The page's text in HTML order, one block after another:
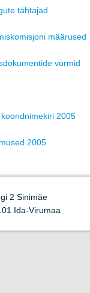
tähtajad
määrused
vormid
2005
2005
2 Sinimäe
Ida-Virumaa